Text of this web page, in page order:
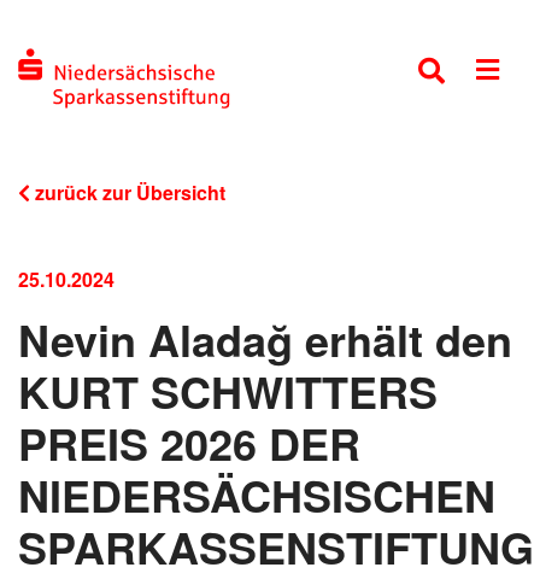
zurück zur Übersicht
25.10.2024
Nevin Aladağ erhält den
KURT SCHWITTERS
PREIS 2026 DER
NIEDERSÄCHSISCHEN
SPARKASSENSTIFTUNG